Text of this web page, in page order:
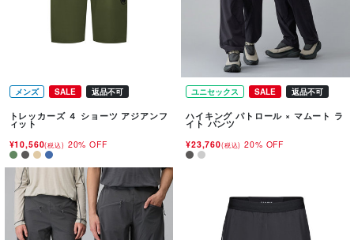
メンズ SALE 返品不可
トレッカーズ ４ ショーツ アジアンフ
ィット
¥10,560(税込) 20% OFF
ユニセックス SALE 返品不可
ハイキング パトロール × マムート ラ
イト パンツ
¥23,760(税込) 20% OFF